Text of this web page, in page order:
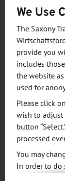
Energy
Dialog-
in Bereichen
Robotics, AI,
etc.
Die
von …
dem
der
We Use
The Saxony
provide you
includes
the website
used for
Please click
wish to adjust
button
processed
You may
In order to do